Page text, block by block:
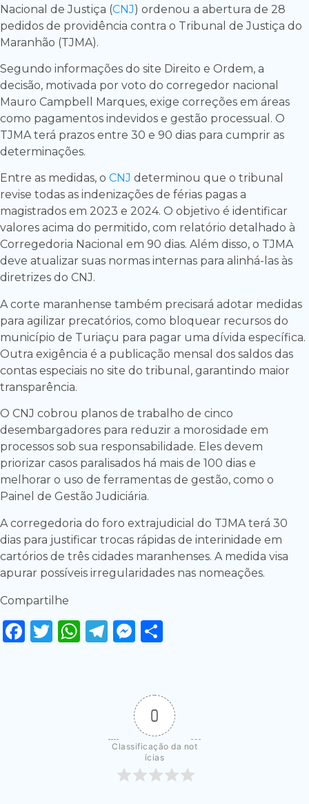
Nacional de Justiça (CNJ) ordenou a abertura de 28
pedidos de providência contra o Tribunal de Justiça do
Maranhão (TJMA).
Segundo informações do site Direito e Ordem, a
decisão, motivada por voto do corregedor nacional
Mauro Campbell Marques, exige correções em áreas
como pagamentos indevidos e gestão processual. O
TJMA terá prazos entre 30 e 90 dias para cumprir as
determinações.
Entre as medidas, o CNJ determinou que o tribunal
revise todas as indenizações de férias pagas a
magistrados em 2023 e 2024. O objetivo é identificar
valores acima do permitido, com relatório detalhado à
Corregedoria Nacional em 90 dias. Além disso, o TJMA
deve atualizar suas normas internas para alinhá-las às
diretrizes do CNJ.
A corte maranhense também precisará adotar medidas
para agilizar precatórios, como bloquear recursos do
município de Turiaçu para pagar uma dívida específica.
Outra exigência é a publicação mensal dos saldos das
contas especiais no site do tribunal, garantindo maior
transparência.
O CNJ cobrou planos de trabalho de cinco
desembargadores para reduzir a morosidade em
processos sob sua responsabilidade. Eles devem
priorizar casos paralisados há mais de 100 dias e
melhorar o uso de ferramentas de gestão, como o
Painel de Gestão Judiciária.
A corregedoria do foro extrajudicial do TJMA terá 30
dias para justificar trocas rápidas de interinidade em
cartórios de três cidades maranhenses. A medida visa
apurar possíveis irregularidades nas nomeações.
Compartilhe
Facebook
Twitter
WhatsApp
Telegram
Messenger
0
Classificação da not
ícias